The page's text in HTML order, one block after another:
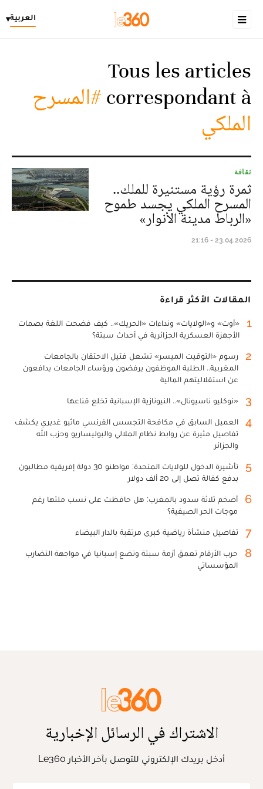
العربية▾
Tous les articles
correspondant à #المسرح
الملكي
ثقافة
ثمرة رؤية مستنيرة للملك..
المسرح الملكي يجسد طموح
«الرباط مدينة الأنوار»
23.04.2026 - 21:16
المقالات الأكثر قراءة
1
«أوت» و«الولايات» ونداءات «الحريك».. كيف فضحت اللغة بصمات
الأجهزة العسكرية الجزائرية في أحداث سبتة؟
2
رسوم «التوقيت الميسر» تشعل فتيل الاحتقان بالجامعات
المغربية.. الطلبة الموظفون يرفضون ورؤساء الجامعات يدافعون
عن استقلاليتهم المالية
3 «نوكليو ناسيونال».. النيونازية الإسبانية تخلع قناعها
4
العميل السابق في مكافحة التجسس الفرنسي ماثيو غديري يكشف
تفاصيل مثيرة عن روابط نظام الملالي والبوليساريو وحزب الله
والجزائر
5
تأشيرة الدخول للولايات المتحدة: مواطنو 30 دولة إفريقية مطالبون
بدفع كفالة تصل إلى 20 ألف دولار
6
أضخم ثلاثة سدود بالمغرب: هل حافظت على نسب ملئها رغم
موجات الحر الصيفية؟
7 تفاصيل منشأة رياضية كبرى مرتقبة بالدار البيضاء
8
حرب الأرقام تعمق أزمة سبتة وتضع إسبانيا في مواجهة التضارب
المؤسساتي
الاشتراك في الرسائل الإخبارية
أدخل بريدك الإلكتروني للتوصل بآخر الأخبار Le360